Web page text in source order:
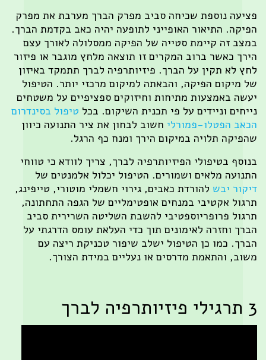
נוספת שכיחה סביב מפרק הברך מערבת את מפרק
התיאור האופייני לתופעה יהיה כאב בקדמת הברך.
זה קיימת סטייה של הפיקה ממסלולה לאורך עצם
כאשר ברוב המקרים זו תוצאה מלחץ מוגבר או פיזור
לא תקין על הברך. פיזיותרפיה לברך תתמקד באיזון
מיקום הפיקה, והבאתה למיקום מרכזי יותר. הטיפול
באמצעות מתיחות וחיזוקים ספציפיים על משטחים
וניידים על פי תכנית השיקום. בכלטיפול בסינדרום
הפטלו-פמורליחשוב לבחון את ציר התנועה כיוון
תלויה במיקום הירך ומנח כף הרגל.
בטיפולי הפיזיותרפיה לברך, צריך לוודא כי טווחי
מלאים ושמורים. הטיפול יכלול אלמנטים של
יבשלהורדת כאבים, גירוי חשמלי מוטורי, טייפינג,
אקטיבי במנחים אופטימליים של הגפה התחתונה,
פרופריוספטיבי להשבת השליטה השרירית סביב
וחזרה לאימונים תוך כדי העלאת עומס הדרגתי על
כמו כן הטיפול ישלב שיפור טכניקת ריצה עם
והתאמת מדרסים או נעליים במידת הצורך.